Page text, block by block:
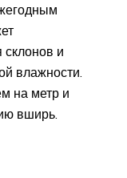
склонов и
влажности.
на метр и
вширь.